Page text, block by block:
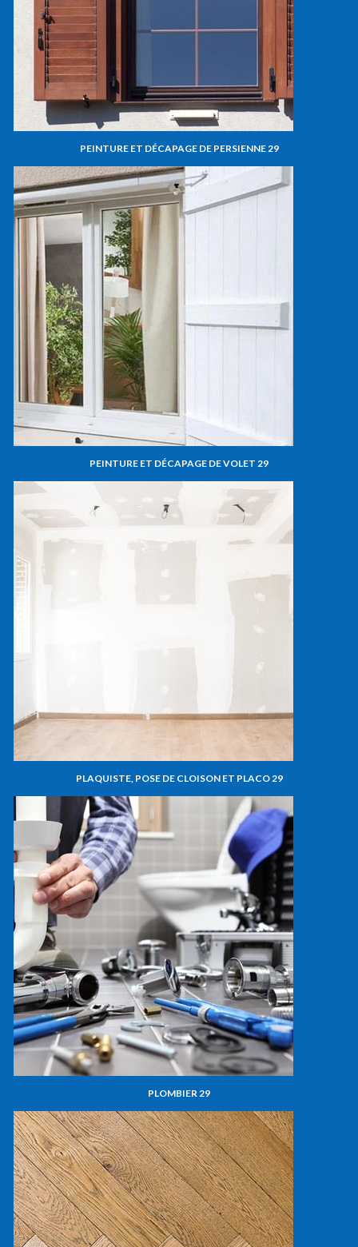
PEINTURE ET DÉCAPAGE DE PERSIENNE 29
PEINTURE ET DÉCAPAGE DE VOLET 29
PLAQUISTE, POSE DE CLOISON ET PLACO 29
PLOMBIER 29